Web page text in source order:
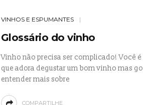
VINHOS E ESPUMANTES
Glossário do vinho
Vinho não precisa ser complicado! Você é
que adora degustar um bom vinho mas
entender mais sobre
COMPARTILHE